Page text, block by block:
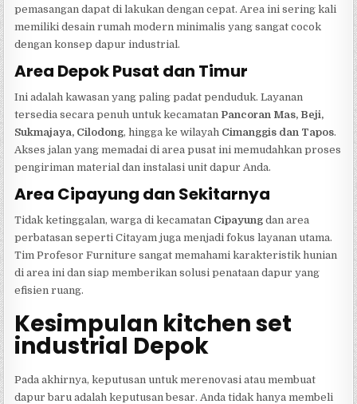
pemasangan dapat di lakukan dengan cepat. Area ini sering kali
memiliki desain rumah modern minimalis yang sangat cocok
dengan konsep dapur industrial.
Area Depok Pusat dan Timur
Ini adalah kawasan yang paling padat penduduk. Layanan
tersedia secara penuh untuk kecamatan Pancoran Mas, Beji,
Sukmajaya, Cilodong, hingga ke wilayah Cimanggis dan Tapos.
Akses jalan yang memadai di area pusat ini memudahkan proses
pengiriman material dan instalasi unit dapur Anda.
Area Cipayung dan Sekitarnya
Tidak ketinggalan, warga di kecamatan Cipayung dan area
perbatasan seperti Citayam juga menjadi fokus layanan utama.
Tim Profesor Furniture sangat memahami karakteristik hunian
di area ini dan siap memberikan solusi penataan dapur yang
efisien ruang.
Kesimpulan kitchen set
industrial Depok
Pada akhirnya, keputusan untuk merenovasi atau membuat
dapur baru adalah keputusan besar. Anda tidak hanya membeli